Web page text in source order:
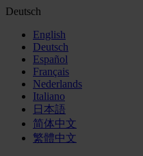
Deutsch
English
Deutsch
Español
Français
Nederlands
Italiano
日本語
简体中文
繁體中文